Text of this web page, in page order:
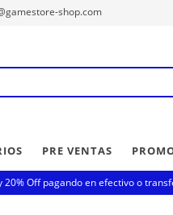
shop.com
PRE VENTAS
20% Off pagando en efectivo o